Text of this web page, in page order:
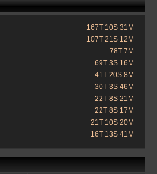
167T 10S 31M
107T 21S 12M
78T 7M
69T 3S 16M
41T 20S 8M
30T 3S 46M
22T 8S 21M
22T 8S 17M
21T 10S 20M
16T 13S 41M